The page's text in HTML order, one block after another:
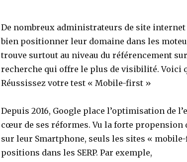
De nombreux administrateurs de site
bien positionner leur domaine dans les
trouve surtout au niveau du référencement sur
recherche qui offre le plus de visibilité. Voici
Réussissez votre test « Mobile-first »
Depuis 2016, Google place l’optimisation de
cœur de ses réformes. Vu la forte propension
sur leur Smartphone, seuls les sites «
positions dans les SERP. Par exemple,